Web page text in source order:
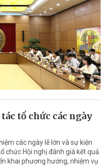
tổ chức các ngày
các ngày lễ lớn và sự kiện
chức Hội nghị đánh giá kết quả
khai phương hướng, nhiệm vụ